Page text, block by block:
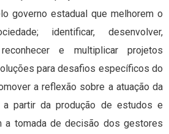
governo estadual que melhorem o
identificar, desenvolver,
e multiplicar projetos
para desafios específicos do
a reflexão sobre a atuação da
a partir da produção de estudos e
a tomada de decisão dos gestores